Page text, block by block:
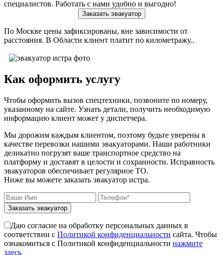
специалистов. Работать с нами удобно и выгодно!
Заказать эвакуатор
По Москве цены зафиксированы, вне зависимости от
расстояния. В Области клиент платит по километражу..
Как оформить услугу
Чтобы оформить вызов спецтехники, позвоните по номеру,
указанному на сайте. Узнать детали, получить необходимую
информацию клиент может у диспетчера.
Мы дорожим каждым клиентом, поэтому будьте уверены в
качестве перевозки нашими эвакуаторами. Наши работники
деликатно погрузят ваше транспортное средство на
платформу и доставят в целости и сохранности. Исправность
эвакуаторов обеспечивает регулярное ТО.
Ниже вы можете заказать эвакуатор истра.
Заказать эвакуатор
Даю согласие на обработку персональных данных в
соответствии с Политикой конфиденциальности сайта. Чтобы
ознакомиться с Политикой конфиденциальности нажмите
здесь